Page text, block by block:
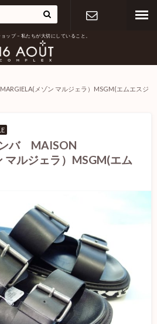
ップ – 私たちが大切にしていること。
メゾン マルジェラ）MSGM(エムエスジ
バ MAISON
マルジェラ）MSGM(エム